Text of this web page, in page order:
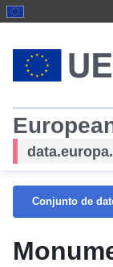
Conjunto de